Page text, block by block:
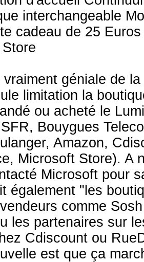
interchangeable
cadeau de 25
vraiment géniale de
limitation la
ou acheté le
Bouygues
Amazon,
Microsoft Store). A
Microsoft pour
également "les
comme
les partenaires sur
Cdiscount ou
est que ça